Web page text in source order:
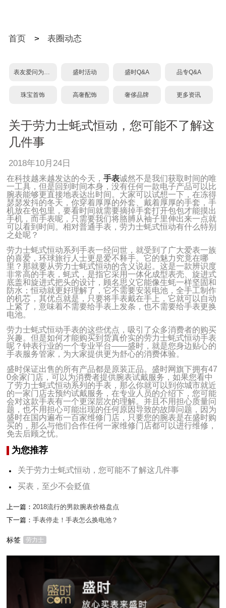
首页 > 表圈动态
表友爱问为什么？ 盛时活动 盛时Q&A 品专Q&A
珠宝首饰 高奢配饰 奢侈品牌 更多资讯
关于劳力士蚝式恒动，您可能不了解这
几件事
2018年10月24日
在科技越来越发达的今天，手表诚然不是我们获取时间的唯
一工具，但是回到时间本身，没有任何一款电子产品可以比
腕表能够更直接地表达出时间。大家可以试想一下，在冻得
瑟瑟发抖的冬天，你穿着厚厚的外套、戴着厚厚的手套，手
机放在包包里，要看时间就需要摘掉手套打开包包才能摸出
手机，而手表呢，只需要我们将胳膊从袖子里伸出来一点就
可以看到时间。相对普通手表，劳力士蚝式恒动有什么特别
之处呢？
劳力士蚝式恒动系列手表一经问世，就受到了广大爱表一族
的喜爱，环球旅行人士更是爱不释手。它的魅力究竟在哪
里？那就要从劳力士蚝式恒动的含义说起。这是一款辨识度
非常高的手表，蚝式，是指它采用一体化成型表壳、旋进式
底盖和旋进式把头的设计，顾名思义它能像生蚝一样坚固和
防水；恒动就更好理解了，它不需要安装电池，全手工制作
的机芯，其优点就是，只要将手表戴在手上，它就可以自动
上紧了，意味着不需要给手表上发条，也不需要给手表更换
电池。
劳力士蚝式恒动手表的这些优点，吸引了众多消费者的购买
兴趣。但是如何才能购买到货真价实的劳力士蚝式恒动手表
呢？钟表行业的一个专业平台——盛时，就是您身边贴心的
手表服务管家，为大家提供更为舒心的消费体验。
盛时保证出售的所有产品都是原装正品。盛时网旗下拥有47
0余家门店，可以为消费者提供腕表试戴服务，如果您看中
了劳力士蚝式恒动系列的手表，那么你就可以到你城市就近
的一家门店去预约试戴服务，在专业人员的介绍下，您可能
会对这款手表有一个更深层次的理解。并且不用担心质量问
题，也不用担心可能出现的任何原因导致的故障问题，因为
盛时在国内遍布一百家维修门店，只要您的腕表是在盛时购
买的，那么与他们合作任何一家维修门店都可以进行维修，
免去后顾之忧。
为您推荐
关于劳力士蚝式恒动，您可能不了解这几件事
买表，至少不会贬值
上一篇：2018流行的男款腕表价格盘点
下一篇：手表停走！手表怎么换电池？
标签 劳力士